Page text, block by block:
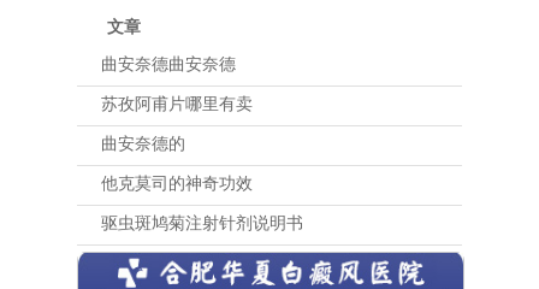
文章
曲安奈德曲安奈德
苏孜阿甫片哪里有卖
曲安奈德的
他克莫司的神奇功效
驱虫斑鸠菊注射针剂说明书